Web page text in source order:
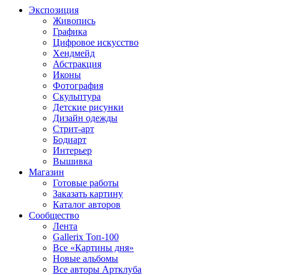
Экспозиция
Живопись
Графика
Цифровое искусство
Хендмейд
Абстракция
Иконы
Фотография
Скульптура
Детские рисунки
Дизайн одежды
Стрит-арт
Бодиарт
Интерьер
Вышивка
Магазин
Готовые работы
Заказать картину
Каталог авторов
Сообщество
Лента
Gallerix Топ-100
Все «Картины дня»
Новые альбомы
Все авторы Артклуба